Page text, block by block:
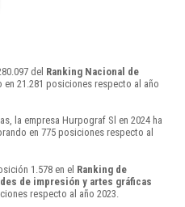
del Ranking Nacional de
en 21.281 posiciones respecto al año
la empresa Hurpograf Sl en 2024 ha
en 775 posiciones respecto al
1.578 en el Ranking de
de impresión y artes gráficas
respecto al año 2023.